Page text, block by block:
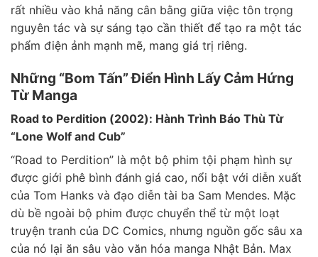
rất nhiều vào khả năng cân bằng giữa việc tôn trọng
nguyên tác và sự sáng tạo cần thiết để tạo ra một tác
phẩm điện ảnh mạnh mẽ, mang giá trị riêng.
Những “Bom Tấn” Điển Hình Lấy Cảm Hứng
Từ Manga
Road to Perdition (2002): Hành Trình Báo Thù Từ
“Lone Wolf and Cub”
“Road to Perdition” là một bộ phim tội phạm hình sự
được giới phê bình đánh giá cao, nổi bật với diễn xuất
của Tom Hanks và đạo diễn tài ba Sam Mendes. Mặc
dù bề ngoài bộ phim được chuyển thể từ một loạt
truyện tranh của DC Comics, nhưng nguồn gốc sâu xa
của nó lại ăn sâu vào văn hóa manga Nhật Bản. Max